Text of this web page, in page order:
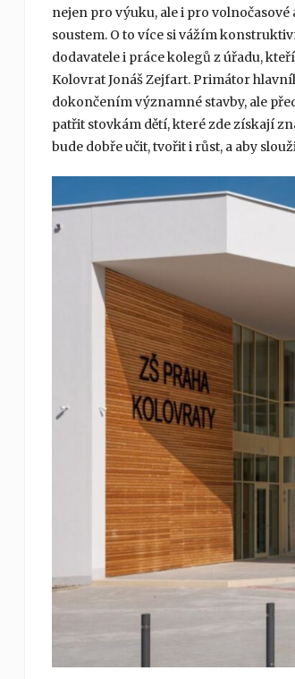
nejen pro výuku, ale i pro
soustem. O to více si vážím
dodavatele i práce kolegů z úřadu,
Kolovrat Jonáš Zejfart. Primátor
dokončením významné stavby, ale
patřit stovkám dětí, které zde získají
bude dobře učit, tvořit i růst, a aby